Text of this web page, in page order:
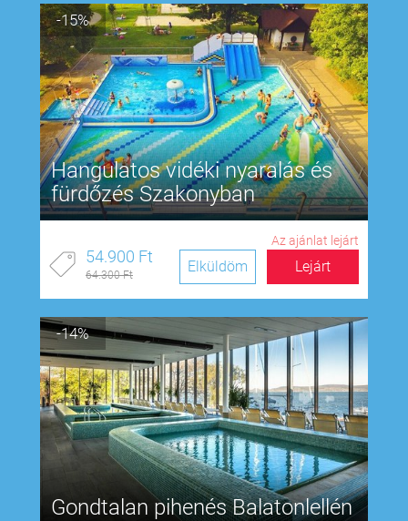
-15%
Hangulatos vidéki nyaralás és
fürdőzés Szakonyban
Az ajánlat lejárt
54.900 Ft
64.300 Ft Lejárt
Elküldöm
-14%
Gondtalan pihenés Balatonlellén